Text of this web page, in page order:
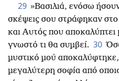
29 »Βασιλιά, ενόσω
σκέψεις σου στράφηκαν στο
και Αυτός που αποκαλύπτει
γνωστό τι θα συμβεί. 30
μυστικό μού
μεγαλύτερη σοφία από